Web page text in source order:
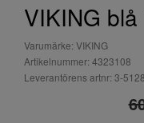
VIKING
Varumärke: VIKING
Artikelnummer: 4323108
Leverantörens artnr: 3-